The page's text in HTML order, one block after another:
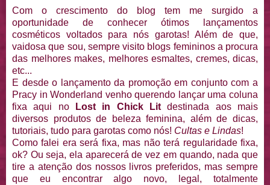
Com o crescimento do blog tem me surgido a
oportunidade de conhecer ótimos lançamentos
cosméticos voltados para nós garotas! Além de que,
vaidosa que sou, sempre visito blogs femininos a procura
das melhores makes, melhores esmaltes, cremes, dicas,
etc...
E desde o lançamento da promoção em conjunto com a
Pracy in Wonderland venho querendo lançar uma coluna
fixa aqui no
Lost in Chick Litdestinada aos mais
diversos produtos de beleza feminina, além de dicas,
tutoriais, tudo para garotas como nós! Cultas e Lindas!
Como falei era será fixa, mas não terá regularidade fixa,
ok? Ou seja, ela aparecerá de vez em quando, nada que
tire a atenção dos nossos livros preferidos, mas sempre
que eu encontrar algo novo, legal, totalmente